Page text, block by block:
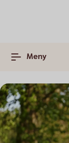
Meny